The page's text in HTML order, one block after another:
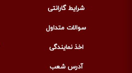
شرایط گارانتی
سوالات متداول
اخذ نمایندگی
آدرس شعب